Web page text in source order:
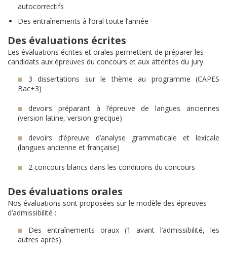
autocorrectifs
Des entraînements à l’oral toute l’année
Des évaluations écrites
Les évaluations écrites et orales permettent de préparer les
candidats aux épreuves du concours et aux attentes du jury.
3 dissertations sur le thème au programme (CAPES
Bac+3)
devoirs préparant à l’épreuve de langues anciennes
(version latine, version grecque)
devoirs d’épreuve d’analyse grammaticale et lexicale
(langues ancienne et française)
2 concours blancs dans les conditions du concours
Des évaluations orales
Nos évaluations sont proposées sur le modèle des épreuves
d’admissibilité :
Des entraînements oraux (1 avant l’admissibilité, les
autres après).